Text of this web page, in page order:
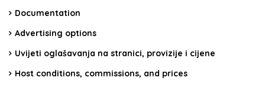
Documentation
Advertising options
Uvijeti oglašavanja na stranici, provizije i cijene
Host conditions, commissions, and prices